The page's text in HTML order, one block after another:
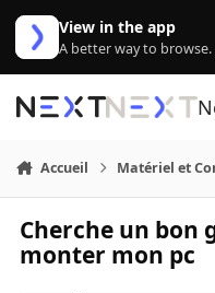
Aller au contenu
View in the app
A better way to browse.
Accueil Matériel et
Cherche un bon
monter mon pc